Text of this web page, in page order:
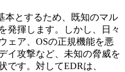
本とするため、既知のマル
発揮します。しかし、日々
ェア、OSの正規機能を悪
イ攻撃など、未知の脅威を
です。対してEDRは、